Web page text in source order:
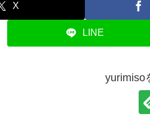
X
LINE
yurimiso